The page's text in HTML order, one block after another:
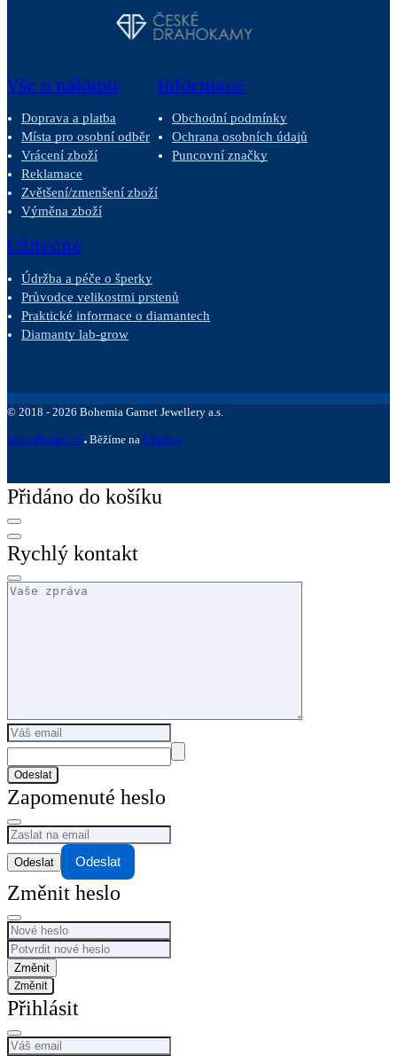
Vše o nákupu
Doprava a platba
Místa pro osobní odběr
Vrácení zboží
Reklamace
Zvětšení/zmenšení zboží
Výměna zboží
Informace
Obchodní podmínky
Ochrana osobních údajů
Puncovní značky
Užitečné
Údržba a péče o šperky
Průvodce velikostmi prstenů
Praktické informace o diamantech
Diamanty lab-grow
© 2018 - 2026 Bohemia Garnet Jewellery a.s.
sniperdesign.cz Běžíme na Upgates
Přidáno do košíku
Rychlý kontakt
Odeslat
Zapomenuté heslo
Odeslat
Změnit heslo
Změnit
Přihlásit